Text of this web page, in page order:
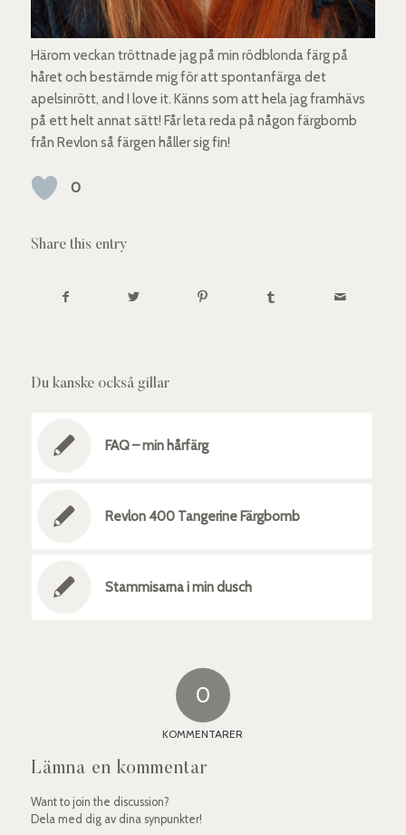
Härom veckan tröttnade jag på min rödblonda färg på
håret och bestämde mig för att spontanfärga det
apelsinrött, and I love it. Känns som att hela jag framhävs
på ett helt annat sätt! Får leta reda på någon färgbomb
från Revlon så färgen håller sig fin!
0
Share this entry
Du kanske också gillar
FAQ – min hårfärg
Revlon 400 Tangerine Färgbomb
Stammisarna i min dusch
0
KOMMENTARER
Lämna en kommentar
Want to join the discussion?
Dela med dig av dina synpunkter!